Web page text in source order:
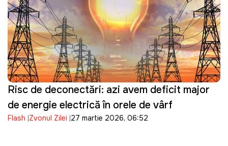
Risc de deconectări: azi avem deficit major
de energie electrică în orele de vârf
Flash Zvonul Zilei 27 martie 2026, 06:52